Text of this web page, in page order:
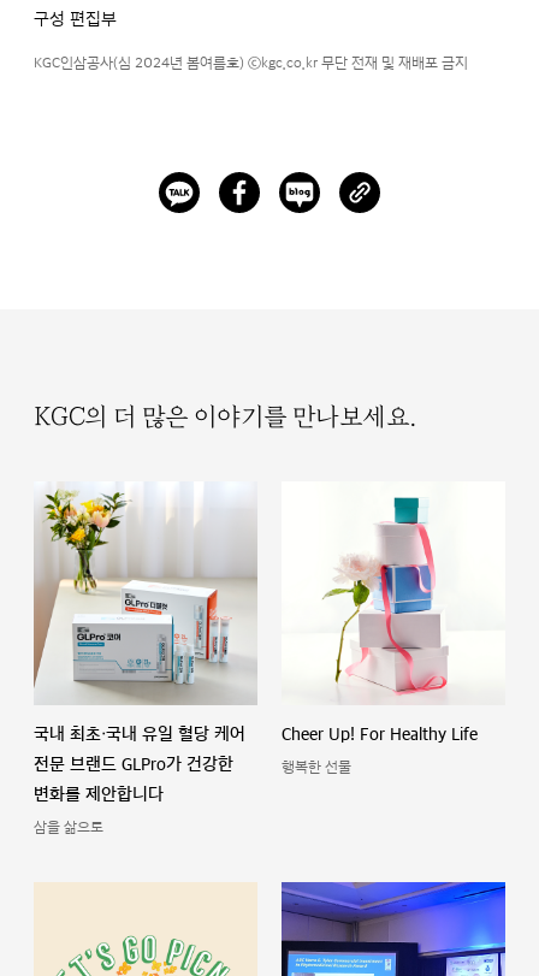
구성 편집부
KGC인삼공사(심 2024년 봄여름호) ⓒkgc.co.kr 무단 전재 및 재배포 금지
KGC의 더 많은 이야기를 만나보세요.
국내 최초·국내 유일 혈당 케어
전문 브랜드 GLPro가 건강한
변화를 제안합니다
삼을 삶으로
Cheer Up! For Healthy Life
행복한 선물